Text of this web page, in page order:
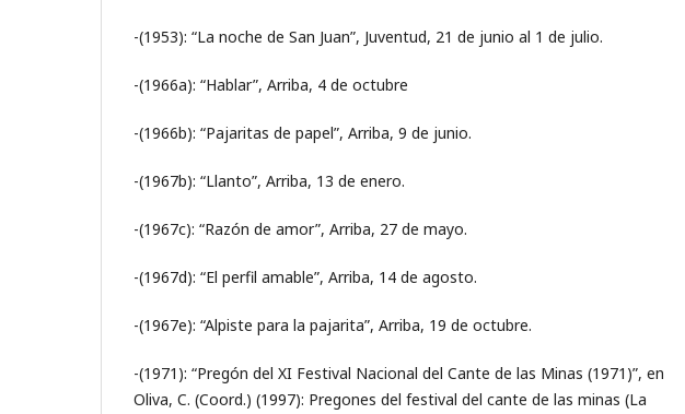
-(1953): “La noche de San Juan”, Juventud, 21 de junio al 1 de julio.
-(1966a): “Hablar”, Arriba, 4 de octubre
-(1966b): “Pajaritas de papel”, Arriba, 9 de junio.
-(1967b): “Llanto”, Arriba, 13 de enero.
-(1967c): “Razón de amor”, Arriba, 27 de mayo.
-(1967d): “El perfil amable”, Arriba, 14 de agosto.
-(1967e): “Alpiste para la pajarita”, Arriba, 19 de octubre.
-(1971): “Pregón del XI Festival Nacional del Cante de las Minas (1971)”, en
Oliva, C. (Coord.) (1997): Pregones del festival del cante de las minas (La